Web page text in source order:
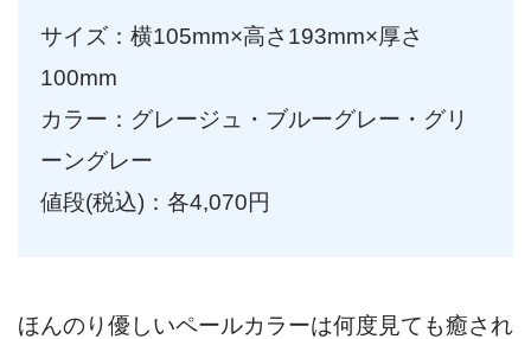
サイズ：横105mm×高さ193mm×厚さ
100mm
カラー：グレージュ・ブルーグレー・グリ
ーングレー
値段(税込)：各4,070円
ほんのり優しいペールカラーは何度見ても癒され